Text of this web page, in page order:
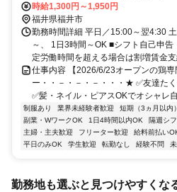
時給1,300円～1,950円
福井県福井市
勤務時間詳細 平日／15:00～翌4:30
～、 1日3時間～OK ■シフト自己申
定労働時間を超える場合は割増賃金
仕事内容 【2026/6/23オープンの鶏
ー・・－・－・－・・・★ ✅友達た
✅髪・ネイル・ピアスOKでオシャレ
制服あり 業界未経験者歓迎 短期（3ヵ月以内）
副業・WワークOK
1日4時間以内OK 隔週シ
主婦・主夫歓迎
フリーター歓迎 給料前払い
平日のみOK
学生歓迎 転勤なし 経験不問
勤務地も選ぶと見つけやすくな